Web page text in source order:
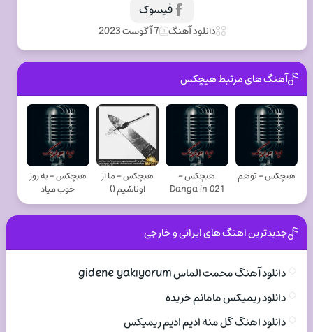
فیسوک
دانلود آهنگ 7 آگوست 2023
آهنگ های مرتبط هیچکس
هیچکس - توهم
هیچکس -
Danga in 021
هیچکس - ما از
اوناشیم ()
هیچکس - یه روز
خوب میاد
جدیدترین اهنگ های ایرانی و خارجی
دانلود آهنگ محمت الماس gidene yakıyorum
دانلود ریمیکس مامانم خریده
دانلود اهنگ گل منه ادیم ادیم ریمیکس